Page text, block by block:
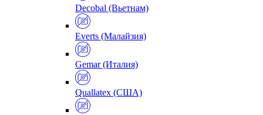
Decobal (Вьетнам)
Everts (Малайзия)
Gemar (Италия)
Quallatex (США)